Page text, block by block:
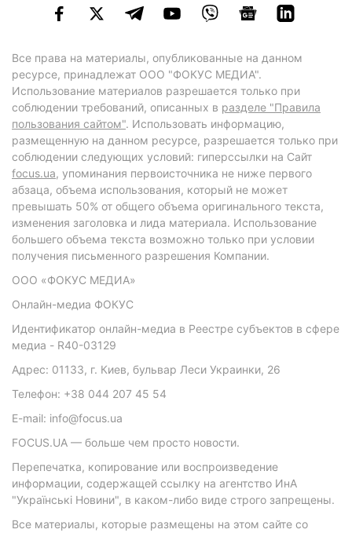
Все права на материалы, опубликованные на данном
ресурсе, принадлежат ООО "ФОКУС МЕДИА".
Использование материалов разрешается только при
соблюдении требований, описанных в разделе "Правила
пользования сайтом". Использовать информацию,
размещенную на данном ресурсе, разрешается только при
соблюдении следующих условий: гиперссылки на Сайт
focus.ua, упоминания первоисточника не ниже первого
абзаца, объема использования, который не может
превышать 50% от общего объема оригинального текста,
изменения заголовка и лида материала. Использование
большего объема текста возможно только при условии
получения письменного разрешения Компании.
ООО «ФОКУС МЕДИА»
Онлайн-медиа ФОКУС
Идентификатор онлайн-медиа в Реестре субъектов в сфере
медиа - R40-03129
Адрес: 01133, г. Киев, бульвар Леси Украинки, 26
Телефон: +38 044 207 45 54
E-mail: info@focus.ua
FOCUS.UA — больше чем просто новости.
Перепечатка, копирование или воспроизведение
информации, содержащей ссылку на агентство ИнА
"Українські Новини", в каком-либо виде строго запрещены.
Все материалы, которые размещены на этом сайте со